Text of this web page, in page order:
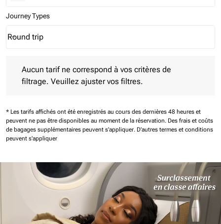
Journey Types
Journey Types option Round trip Selected
Round trip
keyboard_arrow_down
Aucun tarif ne correspond à vos critères de
filtrage. Veuillez ajuster vos filtres.
* Les tarifs affichés ont été enregistrés au cours des dernières 48 heures et
peuvent ne pas être disponibles au moment de la réservation. Des frais et coûts
de bagages supplémentaires peuvent s'appliquer. D'autres termes et conditions
peuvent s'appliquer